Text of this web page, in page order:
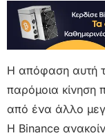
Η απόφαση αυτή
παρόμοια κίνηση
από ένα άλλο
Η Binance